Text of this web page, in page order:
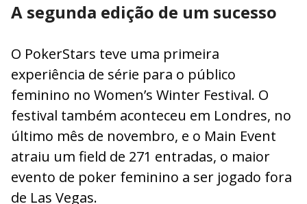
A segunda edição de um sucesso
O PokerStars teve uma primeira
experiência de série para o público
feminino no Women’s Winter Festival. O
festival também aconteceu em Londres, no
último mês de novembro, e o Main Event
atraiu um field de 271 entradas, o maior
evento de poker feminino a ser jogado fora
de Las Vegas.